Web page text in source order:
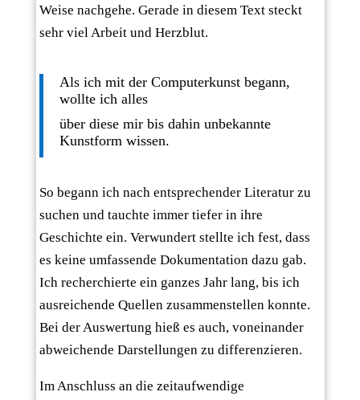
Weise nachgehe. Gerade in diesem Text steckt
sehr viel Arbeit und Herzblut.
Als ich mit der Computerkunst begann,
wollte ich alles
über diese mir bis dahin unbekannte
Kunstform wissen.
So begann ich nach entsprechender Literatur zu
suchen und tauchte immer tiefer in ihre
Geschichte ein. Verwundert stellte ich fest, dass
es keine umfassende Dokumentation dazu gab.
Ich recherchierte ein ganzes Jahr lang, bis ich
ausreichende Quellen zusammenstellen konnte.
Bei der Auswertung hieß es auch, voneinander
abweichende Darstellungen zu differenzieren.
Im Anschluss an die zeitaufwendige